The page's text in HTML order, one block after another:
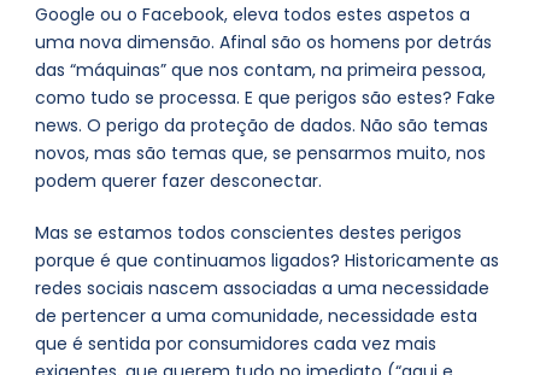
Google ou o Facebook, eleva todos estes aspetos a
uma nova dimensão. Afinal são os homens por detrás
das “máquinas” que nos contam, na primeira pessoa,
como tudo se processa. E que perigos são estes? Fake
news. O perigo da proteção de dados. Não são temas
novos, mas são temas que, se pensarmos muito, nos
podem querer fazer desconectar.
Mas se estamos todos conscientes destes perigos
porque é que continuamos ligados? Historicamente as
redes sociais nascem associadas a uma necessidade
de pertencer a uma comunidade, necessidade esta
que é sentida por consumidores cada vez mais